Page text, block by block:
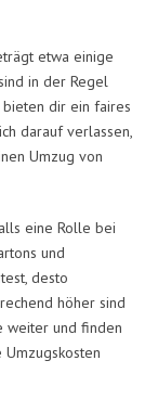
etwa einige
in der Regel
bieten dir ein faires
darauf verlassen,
Umzug von
eine Rolle bei
und
desto
höher sind
weiter und finden